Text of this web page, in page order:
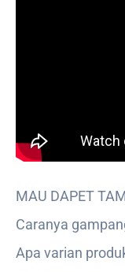
MAU DAPET
Caranya
Apa varian